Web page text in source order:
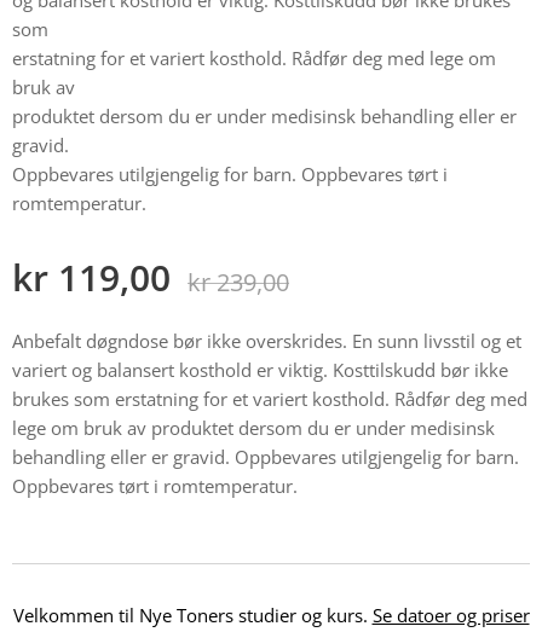
som
erstatning for et variert kosthold. Rådfør deg med lege om
bruk av
produktet dersom du er under medisinsk behandling eller er
gravid.
Oppbevares utilgjengelig for barn. Oppbevares tørt i
romtemperatur.
kr 119,00 kr239,00
Anbefalt døgndose bør ikke overskrides. En sunn livsstil og et
variert og balansert kosthold er viktig. Kosttilskudd bør ikke
brukes som erstatning for et variert kosthold. Rådfør deg med
lege om bruk av produktet dersom du er under medisinsk
behandling eller er gravid. Oppbevares utilgjengelig for barn.
Oppbevares tørt i romtemperatur.
Velkommen til Nye Toners studier og kurs. Se datoer og priser